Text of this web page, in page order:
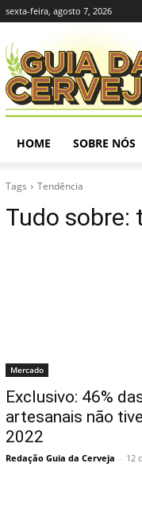
sexta-feira, agosto 7, 2026
HOME SOBRE NÓS
Tags Tendência
Tudo sobre:
Mercado
Exclusivo: 46%
artesanais não
2022
Redação Guia da Cerveja - 12